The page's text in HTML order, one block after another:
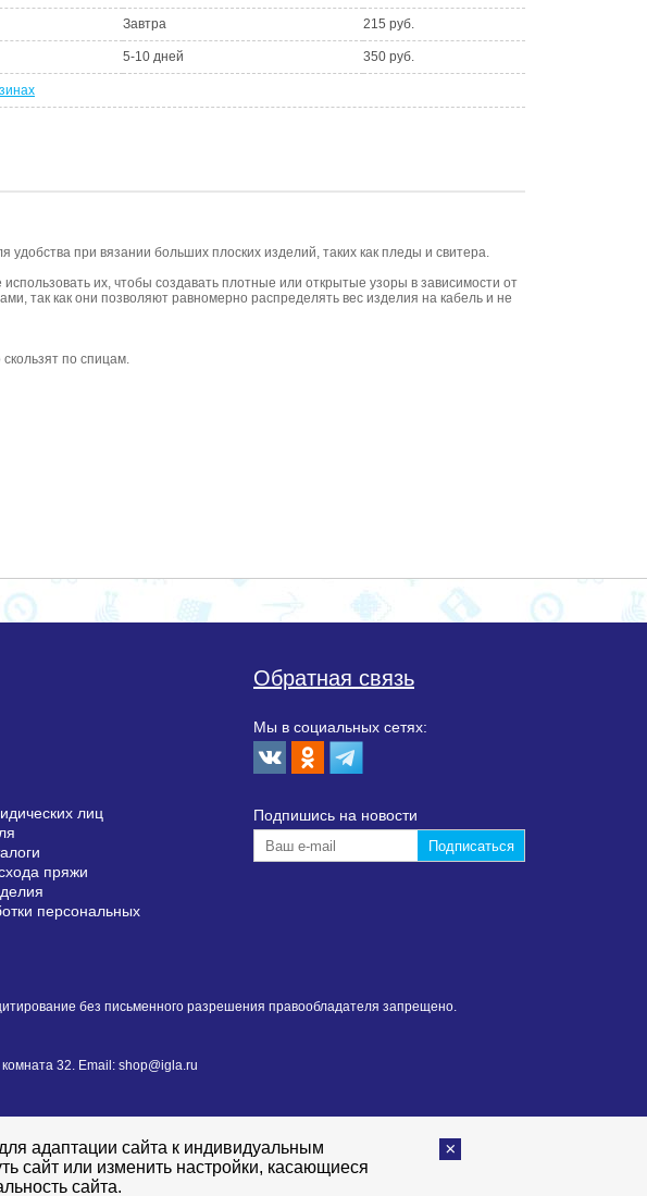
Завтра 215 руб.
5-10 дней 350 руб.
удобства при вязании больших плоских изделий, таких как пледы и свитера.
их, чтобы создавать плотные или открытые узоры в зависимости от
так как они позволяют равномерно распределять вес изделия на кабель и не
по спицам.
лиц
пряжи
персональных
Обратная связь
Мы в социальных сетях:
Подпишиcь на новости
без письменного разрешения правообладателя запрещено.
32. Email: shop@igla.ru
адаптации сайта к индивидуальным
сайт или изменить настройки, касающиеся
сайта.